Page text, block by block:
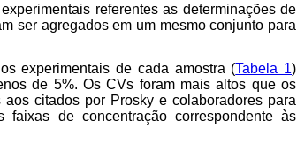
referentes as determinações de
ser agregados em um mesmo conjunto para
experimentais de cada amostra (Tabela 1)
de 5%. Os CVs foram mais altos que os
citados por Prosky e colaboradores para
de concentração correspondente às